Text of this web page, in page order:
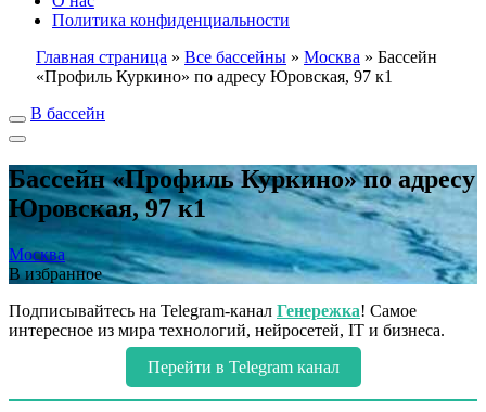
Политика конфиденциальности
Главная страница » Все бассейны » Москва » Бассейн
«Профиль Куркино» по адресу Юровская, 97 к1
В бассейн
Бассейн «Профиль Куркино» по адресу
Юровская, 97 к1
Москва
В избранное
Подписывайтесь на Telegram-канал Генережка! Самое
интересное из мира технологий, нейросетей, IT и бизнеса.
Перейти в Telegram канал